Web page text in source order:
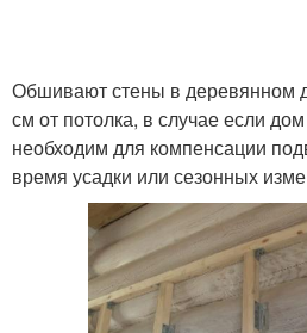
Обшивают стены в деревянном
см от потолка, в случае если
необходим для компенсации
время усадки или сезонных